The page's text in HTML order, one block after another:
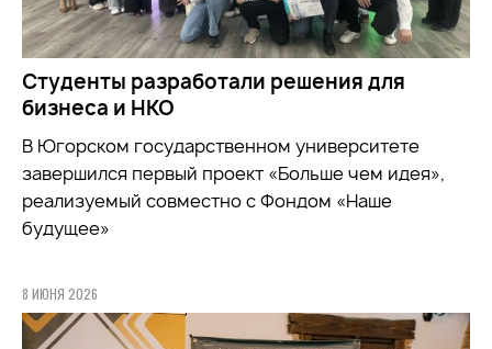
Студенты разработали решения для
бизнеса и НКО
В Югорском государственном университете
завершился первый проект «Больше чем идея»,
реализуемый совместно с Фондом «Наше
будущее»
8 ИЮНЯ 2026